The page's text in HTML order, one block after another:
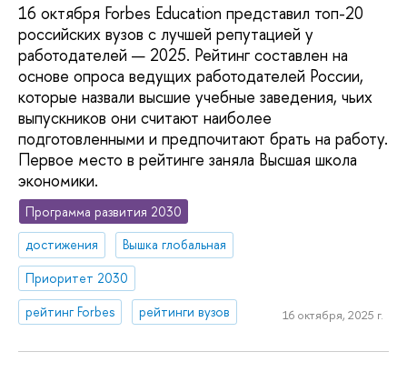
16 октября Forbes Education представил топ-20
российских вузов с лучшей репутацией у
работодателей — 2025. Рейтинг составлен на
основе опроса ведущих работодателей России,
которые назвали высшие учебные заведения, чьих
выпускников они считают наиболее
подготовленными и предпочитают брать на работу.
Первое место в рейтинге заняла Высшая школа
экономики.
Программа развития 2030
достижения
Вышка глобальная
Приоритет 2030
рейтинг Forbes
рейтинги вузов 16 октября, 2025 г.